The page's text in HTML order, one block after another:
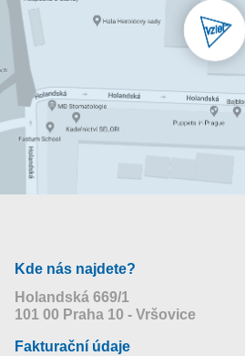
Kde nás najdete?
Holandská 669/1
101 00 Praha 10 - Vršovice
Fakturační údaje